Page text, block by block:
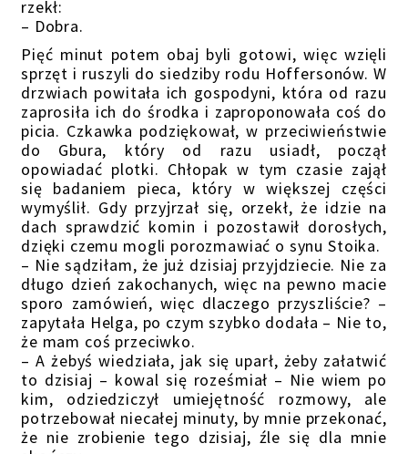
rzekł:
– Dobra.
Pięć minut potem obaj byli gotowi, więc wzięli
sprzęt i ruszyli do siedziby rodu Hoffersonów. W
drzwiach powitała ich gospodyni, która od razu
zaprosiła ich do środka i zaproponowała coś do
picia. Czkawka podziękował, w przeciwieństwie
do Gbura, który od razu usiadł, począł
opowiadać plotki. Chłopak w tym czasie zajął
się badaniem pieca, który w większej części
wymyślił. Gdy przyjrzał się, orzekł, że idzie na
dach sprawdzić komin i pozostawił dorosłych,
dzięki czemu mogli porozmawiać o synu Stoika.
– Nie sądziłam, że już dzisiaj przyjdziecie. Nie za
długo dzień zakochanych, więc na pewno macie
sporo zamówień, więc dlaczego przyszliście? –
zapytała Helga, po czym szybko dodała – Nie to,
że mam coś przeciwko.
– A żebyś wiedziała, jak się uparł, żeby załatwić
to dzisiaj – kowal się roześmiał – Nie wiem po
kim, odziedziczył umiejętność rozmowy, ale
potrzebował niecałej minuty, by mnie przekonać,
że nie zrobienie tego dzisiaj, źle się dla mnie